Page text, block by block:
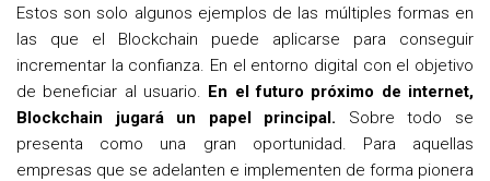
Estos son solo algunos ejemplos de las múltiples formas en
las que el Blockchain puede aplicarse para conseguir
incrementar la confianza. En el entorno digital con el objetivo
de beneficiar al usuario. En el futuro próximo de internet,
Blockchain jugará un papel principal. Sobre todo se
presenta como una gran oportunidad. Para aquellas
empresas que se adelanten e implementen de forma pionera